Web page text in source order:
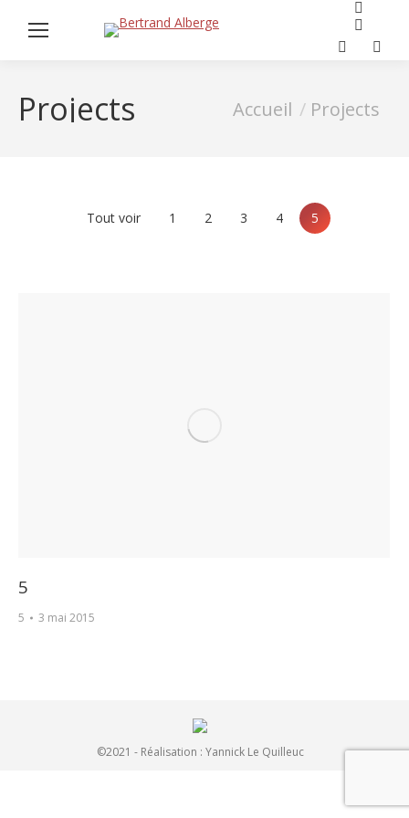
Facebook
opens
Projects Vous êtes ici :
Accueil Projects
Tout voir 1 2 3 4 5
5
5 3 mai 2015
©2021 - Réalisation : Yannick Le Quilleuc